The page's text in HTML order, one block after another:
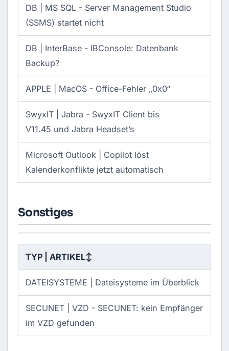
DB | MS SQL - Server Management Studio
(SSMS) startet nicht
DB | InterBase - IBConsole: Datenbank
Backup?
APPLE | MacOS - Office-Fehler „0x0“
SwyxIT | Jabra - SwyxIT Client bis
V11.45 und Jabra Headset’s
Microsoft Outlook | Copilot löst
Kalenderkonflikte jetzt automatisch
Sonstiges
TYP | ARTIKEL↕
DATEISYSTEME | Dateisysteme im Überblick
SECUNET | VZD - SECUNET: kein Empfänger
im VZD gefunden